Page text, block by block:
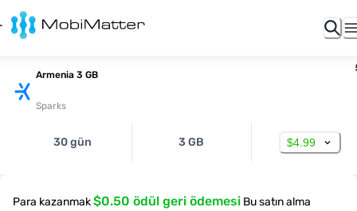
Armenia 3 GB
Sparks
30 gün 3 GB $4.99
Para kazanmak$0.50 ödül geri ödemesi Bu satın alma